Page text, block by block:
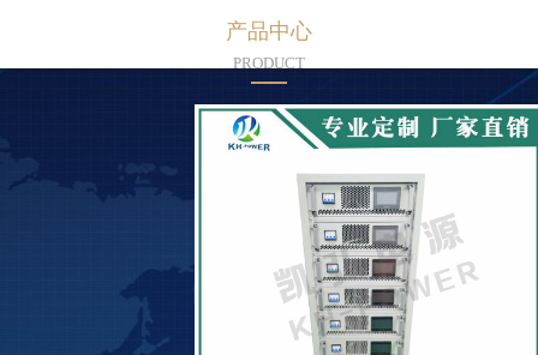
产品中心
PRODUCT